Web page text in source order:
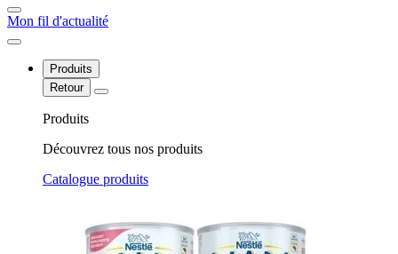
Mon fil d'actualité
Produits
Retour
Produits
Découvrez tous nos produits
Catalogue produits